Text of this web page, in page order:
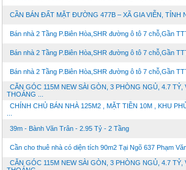
CẦN BÁN ĐẤT MẶT ĐƯỜNG 477B – XÃ GIA VIỄN, TỈNH
Bán nhà 2 Tầng P.Biên Hòa,SHR đường ô tô 7 chỗ,Gần
Bán nhà 2 Tầng P.Biên Hòa,SHR đường ô tô 7 chỗ,Gần
Bán nhà 2 Tầng P.Biên Hòa,SHR đường ô tô 7 chỗ,Gần
CĂN GÓC 115M NEW SÀI GÒN, 3 PHÒNG NGỦ, 4.7 TỶ,
THOÁNG ...
CHÍNH CHỦ BÁN NHÀ 125M2 , MẶT TIỀN 10M , KHU
39m - Bành Văn Trân - 2.95 Tỷ - 2 Tầng
Cần cho thuê nhà có diện tích 90m2 Tại Ngõ 637 Phạm Văn
CĂN GÓC 115M NEW SÀI GÒN, 3 PHÒNG NGỦ, 4.7 TỶ,